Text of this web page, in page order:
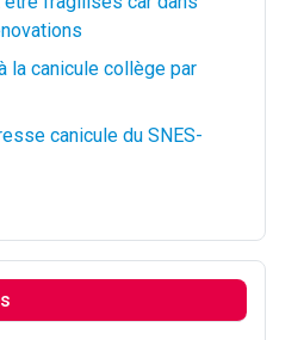
la canicule collège par
canicule du SNES-